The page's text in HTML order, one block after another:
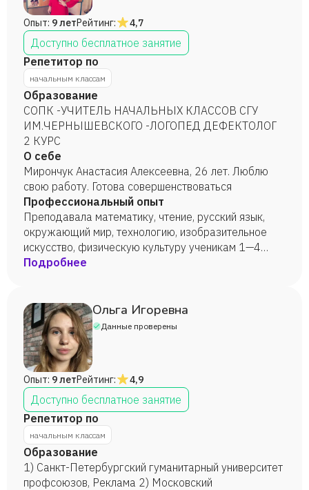
Опыт: 9 летРейтинг: 4,7
Доступно бесплатное занятие
Репетитор по
начальным классам
Образование
СОПК -УЧИТЕЛЬ НАЧАЛЬНЫХ КЛАССОВ СГУ
ИМ.ЧЕРНЫШЕВСКОГО -ЛОГОПЕД ДЕФЕКТОЛОГ
2 КУРС
О себе
Мирончук Анастасия Алексеевна, 26 лет. Люблю
свою работу. Готова совершенствоваться
Профессиональный опыт
Преподавала математику, чтение, русский язык,
окружающий мир, технологию, изобразительное
искусство, физическую культуру ученикам 1—4
классов. — Еженедельно проводила не менее 20
математике и дидактический материал по чтению,
что позволило обеспечить дифференцированный
подход к учащимся исходя из их индивидуальных
возможностей, как результат — повышение
качества знаний учащихся. — Разработала более
20 методических уроков по русскому языку,
окружающему миру и математике, мои разработки
размещены на учебных порталах, активно
используются коллегами. — Организовала и
успешно провела более 30 внеклассных
мероприятий
Подробнее
Ольга Игоревна
Данные проверены
Опыт: 9 летРейтинг: 4,9
Доступно бесплатное занятие
Репетитор по
начальным классам
Образование
1) Санкт-Петербургский гуманитарный университет
профсоюзов, Реклама 2) Московский